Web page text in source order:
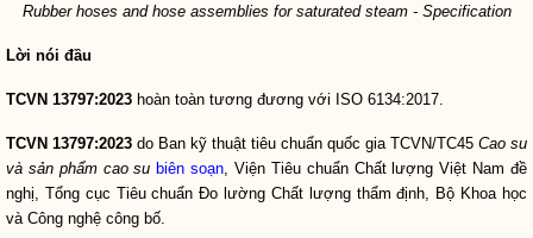
Rubber hoses and hose assemblies for saturated steam - Specification
Lời nói đầu
TCVN 13797:2023 hoàn toàn tương đương với ISO 6134:2017.
TCVN 13797:2023 do Ban kỹ thuật tiêu chuẩn quốc giaTCVN/TC45 Cao su
và sản phẩm cao su biên soạn, Viện Tiêu chuẩn Chất lượng Việt Nam đề
nghị, Tổng cục Tiêu chuẩn Đo lường Chất lượng thẩm định, Bộ Khoa học
và Công nghệ công bố.